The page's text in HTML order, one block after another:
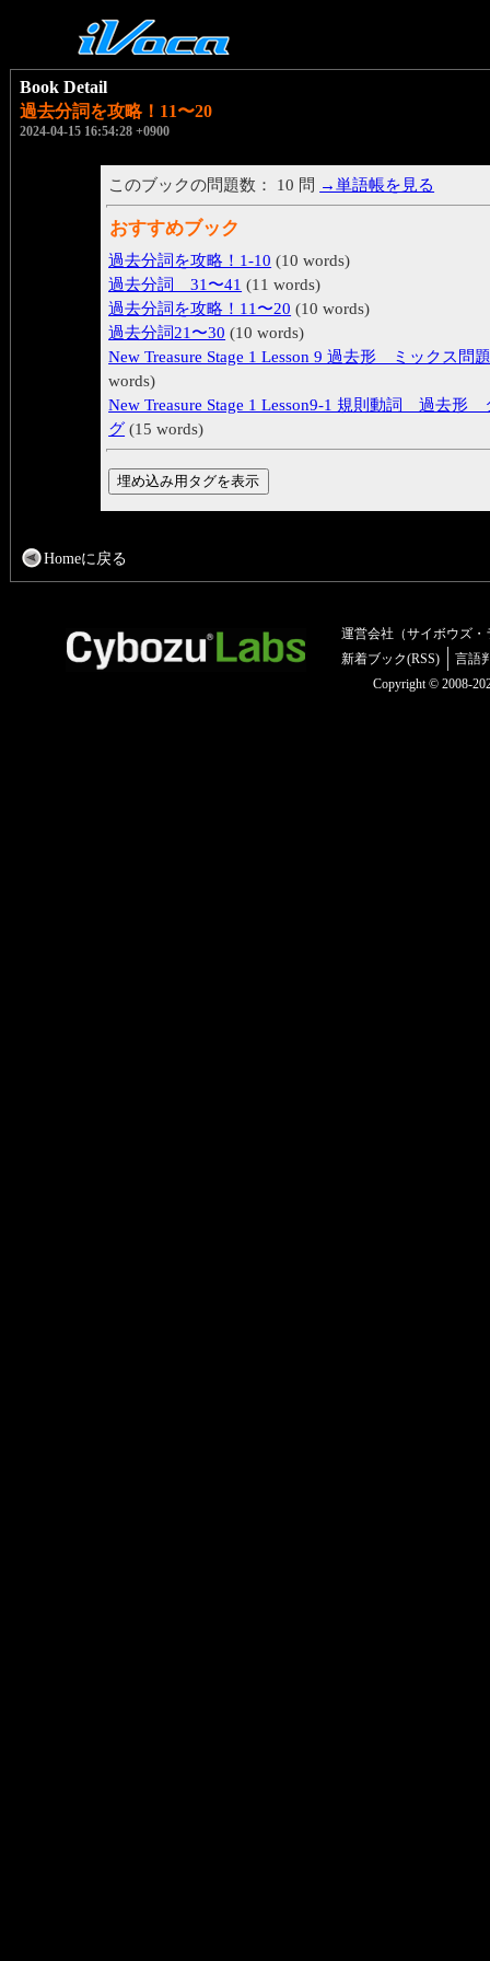
Book Detail
過去分詞を攻略！11〜20
2024-04-15 16:54:28 +0900
このブックの問題数： 10 問 →単語帳を見る
おすすめブック
過去分詞を攻略！1-10 (10 words)
過去分詞 31〜41 (11 words)
過去分詞を攻略！11〜20 (10 words)
過去分詞21〜30 (10 words)
New Treasure Stage 1 Lesson 9 過去形 ミックス問
words)
New Treasure Stage 1 Lesson9-1 規則動詞 過去形
グ (15 words)
Homeに戻る
運営会社（サイボウズ・
新着ブック(RSS)
言語
Copyright © 2008-